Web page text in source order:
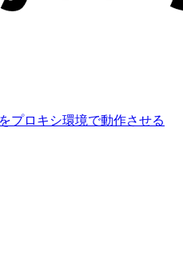
プロキシ環境で動作させる